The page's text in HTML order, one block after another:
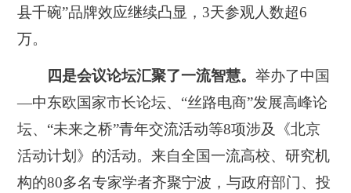
县千碗”品牌效应继续凸显，3天参观人数超6
万。
四是会议论坛汇聚了一流智慧。举办了中国
—中东欧国家市长论坛、“丝路电商”发展高峰论
坛、“未来之桥”青年交流活动等8项涉及《北京
活动计划》的活动。来自全国一流高校、研究机
构的80多名专家学者齐聚宁波，与政府部门、投